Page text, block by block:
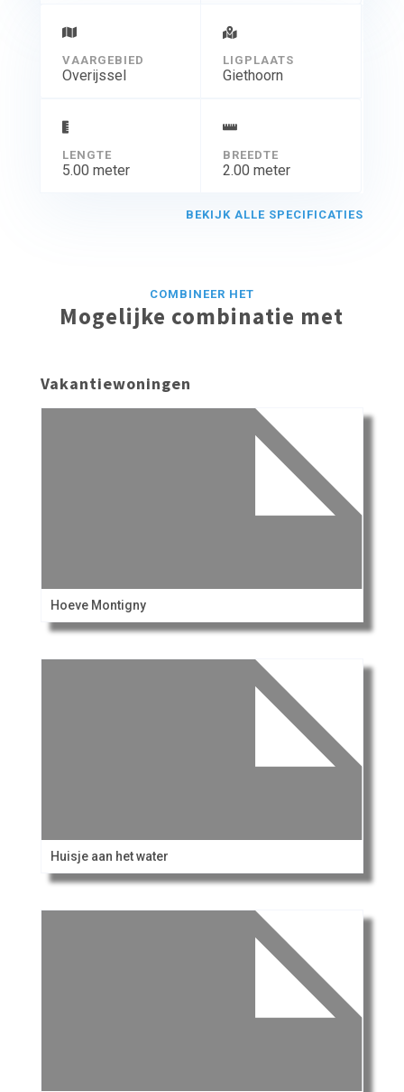
VAARGEBIED
Overijssel
LIGPLAATS
Giethoorn
LENGTE
5.00 meter
BREEDTE
2.00 meter
BEKIJK ALLE SPECIFICATIES
COMBINEER HET
Mogelijke combinatie met
Vakantiewoningen
Hoeve Montigny
Huisje aan het water